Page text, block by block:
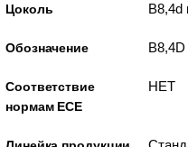
Цоколь B8,4d
Обозначение B8,4D
Соответствие
нормам ECE
НЕТ